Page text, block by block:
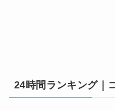
24時間ランキング｜